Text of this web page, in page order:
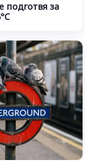
подготвя за